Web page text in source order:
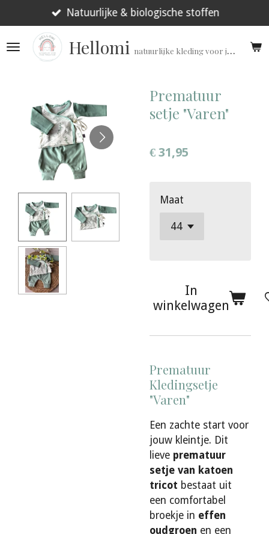
direct
naar
Hellomi natuurlijke kleding voor jouw prematuur!
Natuurlijke & biologische stoffen
Prematuur
setje "Varen"
€ 31,95
Maat
In
winkelwagen
Prematuur
Kledingsetje
"Varen"
Een zachte start voor
jouw kleintje. Dit
lieve prematuur
setje van katoen
tricot bestaat uit
een comfortabel
broekje in effen
oudgroen en een